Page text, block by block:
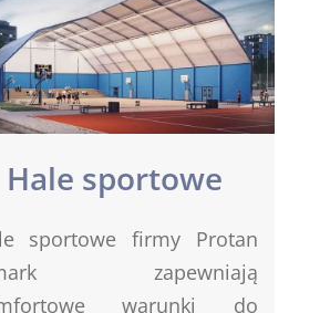
Hale sportowe
sportowe firmy Protan
zapewniają
warunki do